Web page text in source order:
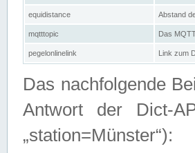
equidistance Abstand
mqtttopic Das
pegelonlinelink Link zum
Das nachfolgende
Antwort der Dict-
„station=Münster“):